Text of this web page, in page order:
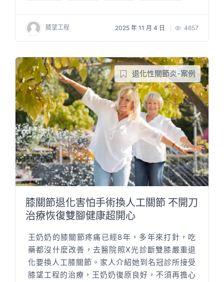
膝望工程 2025 年 11 月 4 日 4657
退化性關節炎-案例
膝關節退化害怕手術換人工關節 不開刀
治療恢復雙腳健康超開心
王奶奶的膝關節疼痛已經8年，多年來打針，吃
藥都沒什麼改善，去醫院照X光診斷雙膝嚴重退
化要換人工膝關節。家人介紹她到名冠診所接受
膝望工程的治療，王奶奶復原良好，不須再擔心